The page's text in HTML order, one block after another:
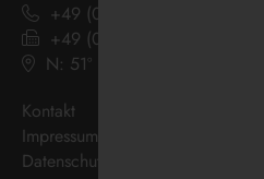
+49 (0) 2366 186 - 0
+49 (0) 2366 186 - 444
N: 51º 36’ 38“ E: 07º 08’ 07“
Kontakt
Impressum
Datenschutz